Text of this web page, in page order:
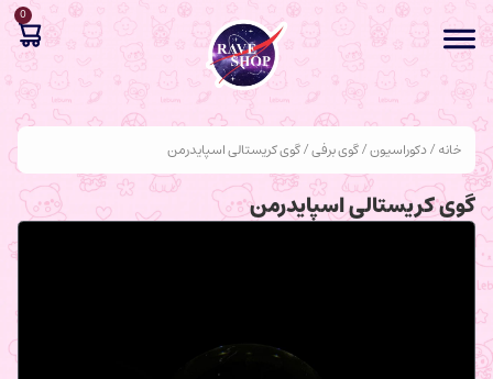
0
خانه/دکوراسیون/گوی برفی/ گوی کریستالی اسپایدرمن
گوی کریستالی اسپایدرمن